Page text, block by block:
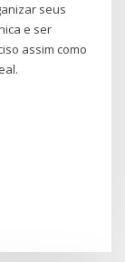
seus
e ser
assim como